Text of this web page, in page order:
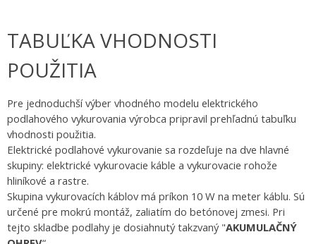
TABUĽKA VHODNOSTI
POUŽITIA
Pre jednoduchší výber vhodného modelu elektrického
podlahového vykurovania výrobca pripravil prehľadnú tabuľku
vhodnosti použitia.
Elektrické podlahové vykurovanie sa rozdeľuje na dve hlavné
skupiny: elektrické vykurovacie káble a vykurovacie rohože
hliníkové a rastre.
Skupina vykurovacích káblov má príkon 10 W na meter káblu. Sú
určené pre mokrú montáž, zaliatím do betónovej zmesi. Pri
tejto skladbe podlahy je dosiahnutý takzvaný "AKUMULAČNÝ